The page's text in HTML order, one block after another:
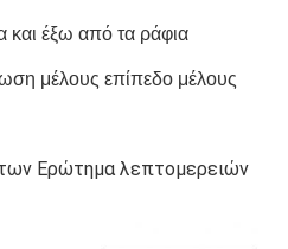
έξω από τα ράφια
μέλους επίπεδο μέλους
Ερώτημα λεπτομερειών